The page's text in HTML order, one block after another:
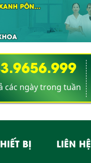
các ngày trong tuần
BỊ LIÊN HỆ